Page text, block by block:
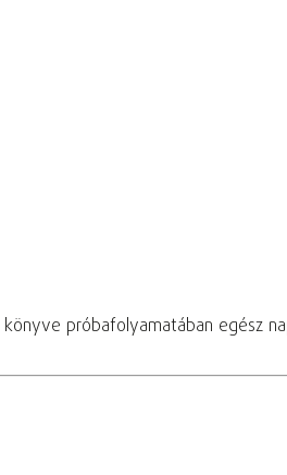
próbafolyamatában egész